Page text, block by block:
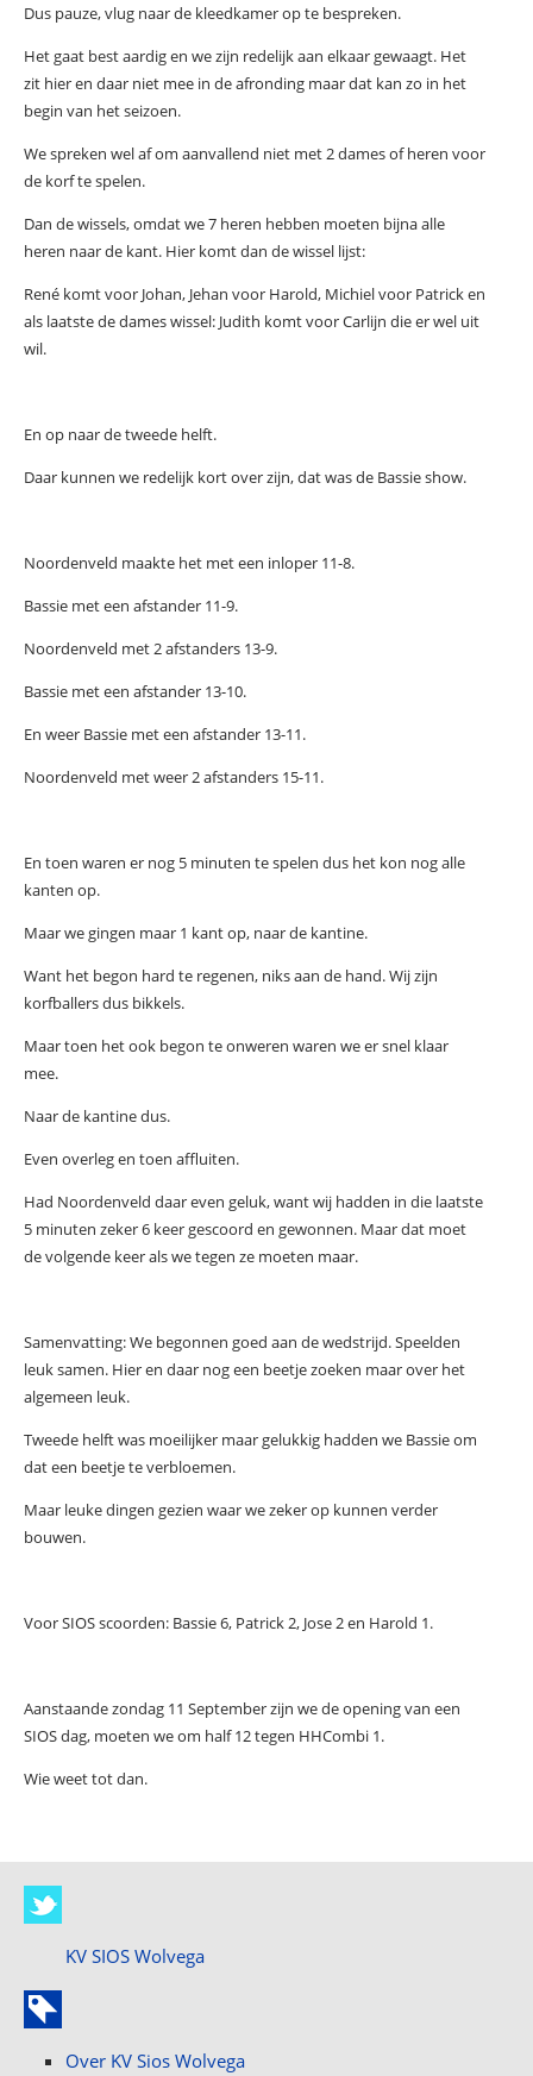
Dus pauze, vlug naar de kleedkamer op te bespreken.
Het gaat best aardig en we zijn redelijk aan elkaar gewaagt. Het
zit hier en daar niet mee in de afronding maar dat kan zo in het
begin van het seizoen.
We spreken wel af om aanvallend niet met 2 dames of heren voor
de korf te spelen.
Dan de wissels, omdat we 7 heren hebben moeten bijna alle
heren naar de kant. Hier komt dan de wissel lijst:
René komt voor Johan, Jehan voor Harold, Michiel voor Patrick en
als laatste de dames wissel: Judith komt voor Carlijn die er wel uit
wil.
En op naar de tweede helft.
Daar kunnen we redelijk kort over zijn, dat was de Bassie show.
Noordenveld maakte het met een inloper 11-8.
Bassie met een afstander 11-9.
Noordenveld met 2 afstanders 13-9.
Bassie met een afstander 13-10.
En weer Bassie met een afstander 13-11.
Noordenveld met weer 2 afstanders 15-11.
En toen waren er nog 5 minuten te spelen dus het kon nog alle
kanten op.
Maar we gingen maar 1 kant op, naar de kantine.
Want het begon hard te regenen, niks aan de hand. Wij zijn
korfballers dus bikkels.
Maar toen het ook begon te onweren waren we er snel klaar
mee.
Naar de kantine dus.
Even overleg en toen affluiten.
Had Noordenveld daar even geluk, want wij hadden in die laatste
5 minuten zeker 6 keer gescoord en gewonnen. Maar dat moet
de volgende keer als we tegen ze moeten maar.
Samenvatting: We begonnen goed aan de wedstrijd. Speelden
leuk samen. Hier en daar nog een beetje zoeken maar over het
algemeen leuk.
Tweede helft was moeilijker maar gelukkig hadden we Bassie om
dat een beetje te verbloemen.
Maar leuke dingen gezien waar we zeker op kunnen verder
bouwen.
Voor SIOS scoorden: Bassie 6, Patrick 2, Jose 2 en Harold 1.
Aanstaande zondag 11 September zijn we de opening van een
SIOS dag, moeten we om half 12 tegen HHCombi 1.
Wie weet tot dan.
KV SIOS Wolvega
Over KV Sios Wolvega